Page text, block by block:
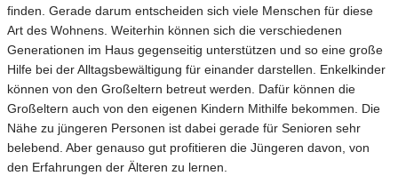
finden. Gerade darum entscheiden sich viele Menschen für diese
Art des Wohnens. Weiterhin können sich die verschiedenen
Generationen im Haus gegenseitig unterstützen und so eine große
Hilfe bei der Alltagsbewältigung für einander darstellen. Enkelkinder
können von den Großeltern betreut werden. Dafür können die
Großeltern auch von den eigenen Kindern Mithilfe bekommen. Die
Nähe zu jüngeren Personen ist dabei gerade für Senioren sehr
belebend. Aber genauso gut profitieren die Jüngeren davon, von
den Erfahrungen der Älteren zu lernen.